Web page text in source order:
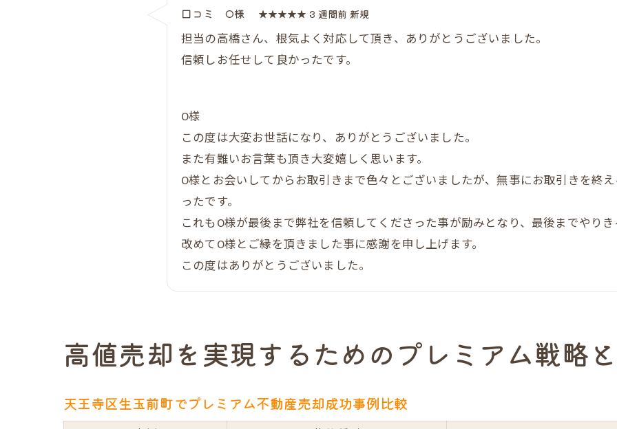
大阪市エリアで信頼されるプレミアム不動産売却の極意
大阪市で信頼される売却専門エージェントの特徴一
プレミアム不動産売却を選ぶメリットは何か
関西エリアで注目される売却成功の秘訣
だんらん住宅の独自システムが売主様にもたらす価値
独自システムによるプレミアム不動産売却の流れ比
売主様の利益を最大化する工夫とは
スタッフ対応が選ばれる理由と実例紹介
安心して任せられるエージェントの条件
売却実績が示すプレミアム不動産売却の実力
口コミ O様 ★★★★★ 3 週間前 新規
担当の高橋さん、根気よく対応して頂き、ありがとうございました。
信頼しお任せして良かったです。
O様
この度は大変お世話になり、ありがとうございました。
また有難いお言葉も頂き大変嬉しく思います。
O様とお会いしてからお取引きまで色々とございましたが、無事にお取引きを終
ったです。
これもO様が最後まで弊社を信頼してくださった事が励みとなり、最後までやり
改めてO様とご縁を頂きました事に感謝を申し上げます。
この度はありがとうございました。
高値売却を実現するためのプレミアム戦略
天王寺区生玉前町でプレミアム不動産売却成功事例比較